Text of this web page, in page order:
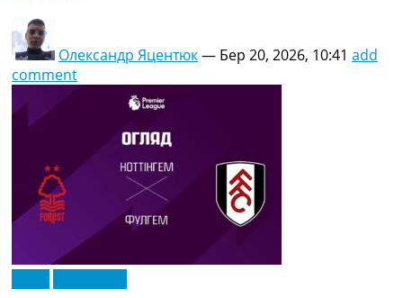
Олександр Яцентюк— Бер 20, 2026, 10:41 add
comment